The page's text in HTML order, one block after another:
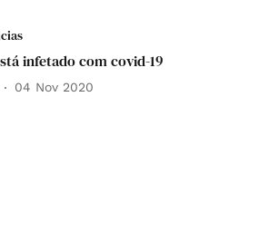
infetado com covid-19
04 Nov 2020